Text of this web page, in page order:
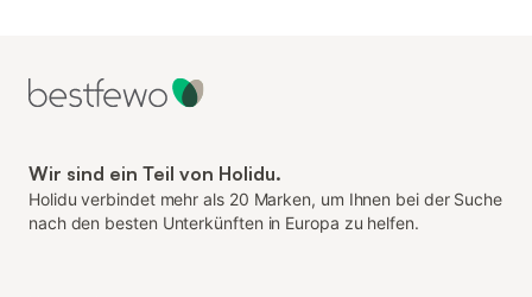
Wir sind ein Teil von Holidu.
Holidu verbindet mehr als 20 Marken, um Ihnen bei der Suche
nach den besten Unterkünften in Europa zu helfen.